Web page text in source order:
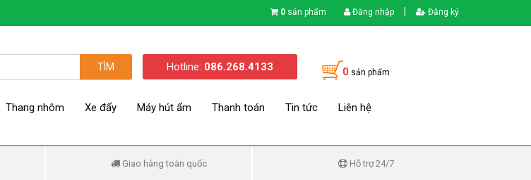
0 sản phẩm Đăng nhập Đăng ký
TÌM Hotline: 086.268.4133 0 sản phẩm
Thang nhôm Xe đẩy Máy hút ẩm Thanh toán Tin tức
Liên hệ
Giao hàng toàn quốc Hỗ trợ 24/7